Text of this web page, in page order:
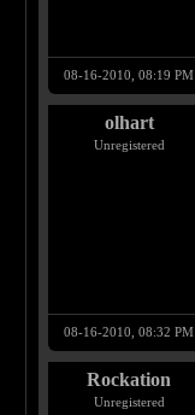
08-16-2010, 08:19 PM
olhart
Unregistered
08-16-2010, 08:32 PM
Rockation
Unregistered